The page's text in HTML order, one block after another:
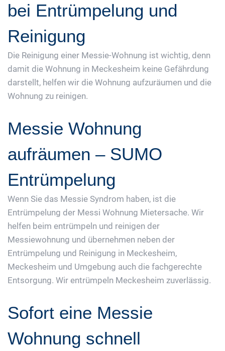
bei Entrümpelung und
Reinigung
Die Reinigung einer Messie-Wohnung ist wichtig, denn
damit die Wohnung in Meckesheim keine Gefährdung
darstellt, helfen wir die Wohnung aufzuräumen und die
Wohnung zu reinigen.
Messie Wohnung
aufräumen – SUMO
Entrümpelung
Wenn Sie das Messie Syndrom haben, ist die
Entrümpelung der Messi Wohnung Mietersache. Wir
helfen beim entrümpeln und reinigen der
Messiewohnung und übernehmen neben der
Entrümpelung und Reinigung in Meckesheim,
Meckesheim und Umgebung auch die fachgerechte
Entsorgung. Wir entrümpeln Meckesheim zuverlässig.
Sofort eine Messie
Wohnung schnell